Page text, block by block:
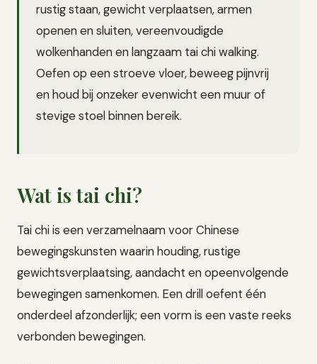
rustig staan, gewicht verplaatsen, armen
openen en sluiten, vereenvoudigde
wolkenhanden en langzaam tai chi walking.
Oefen op een stroeve vloer, beweeg pijnvrij
en houd bij onzeker evenwicht een muur of
stevige stoel binnen bereik.
Wat is tai chi?
Tai chi is een verzamelnaam voor Chinese
bewegingskunsten waarin houding, rustige
gewichtsverplaatsing, aandacht en opeenvolgende
bewegingen samenkomen. Een drill oefent één
onderdeel afzonderlijk; een vorm is een vaste reeks
verbonden bewegingen.